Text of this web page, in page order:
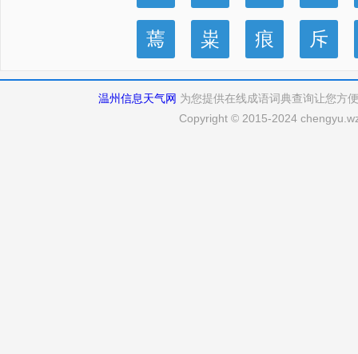
蔫 粜 痕 斥
温州信息天气网 为您提供在线成语词典查询让您方
Copyright © 2015-2024